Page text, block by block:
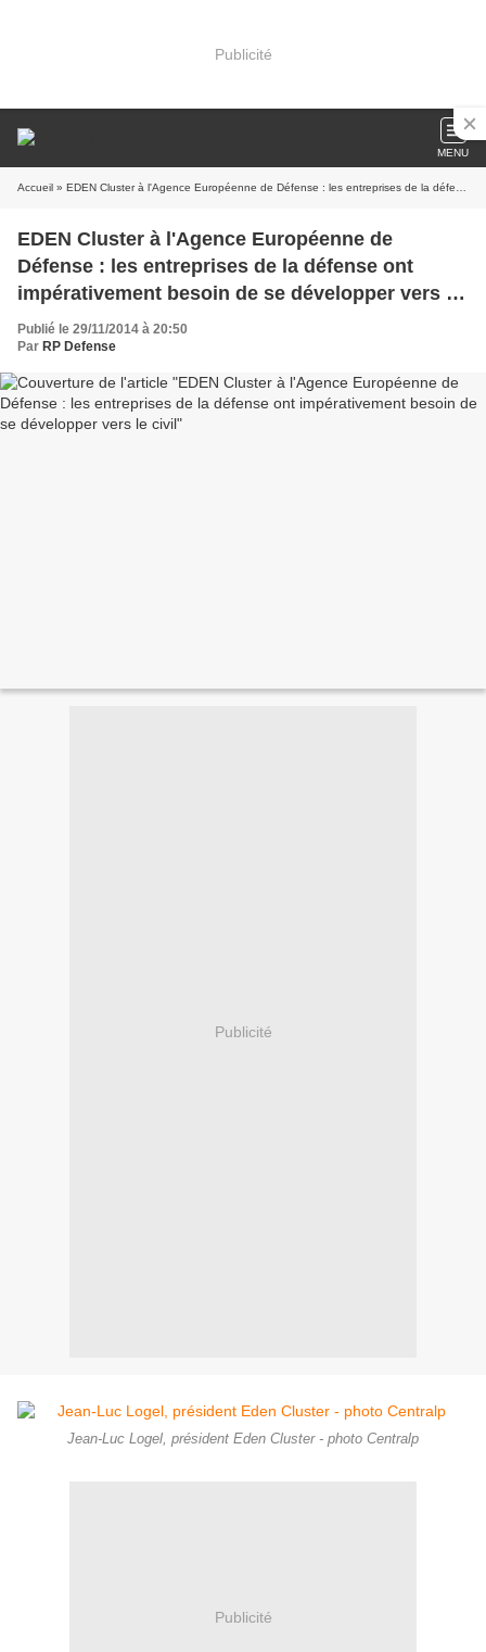
Publicité
MENU
Accueil » EDEN Cluster à l'Agence Européenne de Défense : les entreprises de la défense ont impérativement besoin de se développer vers le civil
EDEN Cluster à l'Agence Européenne de
Défense : les entreprises de la défense ont
impérativement besoin de se développer vers le
civil
Publié le 29/11/2014 à 20:50
Par RP Defense
Publicité
Jean-Luc Logel, président Eden Cluster - photo Centralp
Publicité